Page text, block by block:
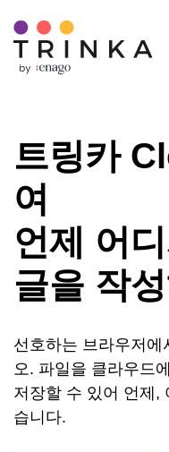
트링카
여
언제 어
글을 작
선호하는 브라우저에
오. 파일을 클라우드에
저장할 수 있어 언제,
습니다.